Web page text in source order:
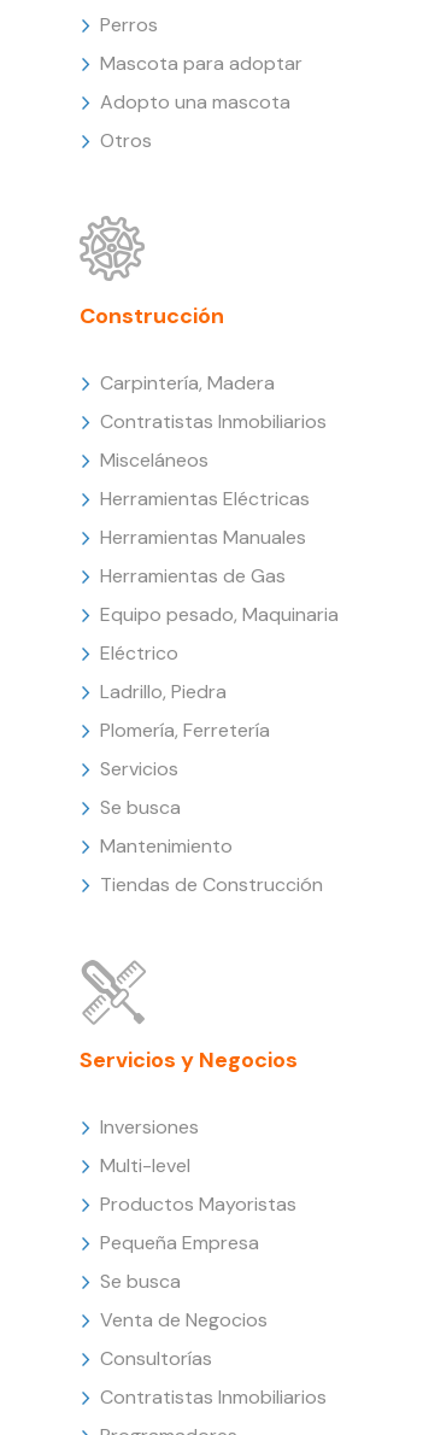
Perros
Mascota para adoptar
Adopto una mascota
Otros
Construcción
Carpintería, Madera
Contratistas Inmobiliarios
Misceláneos
Herramientas Eléctricas
Herramientas Manuales
Herramientas de Gas
Equipo pesado, Maquinaria
Eléctrico
Ladrillo, Piedra
Plomería, Ferretería
Servicios
Se busca
Mantenimiento
Tiendas de Construcción
Servicios y Negocios
Inversiones
Multi-level
Productos Mayoristas
Pequeña Empresa
Se busca
Venta de Negocios
Consultorías
Contratistas Inmobiliarios